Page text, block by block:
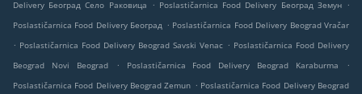
Delivery Београд Село Раковица
. Poslastičarnica Food Delivery Београд Земун .
Poslastičarnica Food Delivery Београд . Poslastičarnica Food Delivery Beograd Vračar
. Poslastičarnica Food Delivery Beograd Savski Venac . Poslastičarnica Food Delivery
Beograd Novi Beograd
. Poslastičarnica Food Delivery Beograd Karaburma
.
Poslastičarnica Food Delivery Beograd Zemun . Poslastičarnica Food Delivery Beograd